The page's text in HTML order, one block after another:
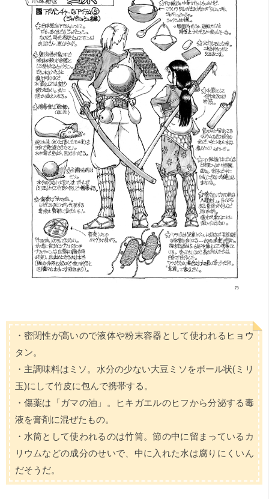
・密閉性が高いので液体や粉末容器として使われるヒョウ
タン。
・主調味料はミソ。水分の少ない大豆ミソをボール状(ミリ
玉)にして竹皮に包んで携帯する。
・傷薬は「ガマの油」。ヒキガエルのヒフから分泌する毒
液を膏剤に混ぜたもの。
・水筒として使われるのは竹筒。節の中に留まっているカ
リウムなどの成分のせいで、中に入れた水は腐りにくいん
だそうだ。